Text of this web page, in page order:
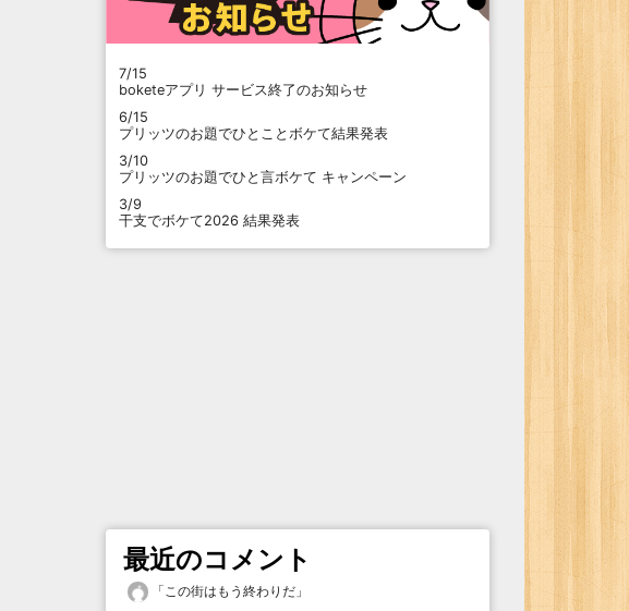
7/15
boketeアプリ サービス終了のお知らせ
6/15
プリッツのお題でひとことボケて結果発表
3/10
プリッツのお題でひと言ボケて キャンペーン
3/9
干支でボケて2026 結果発表
最近のコメント
「この街はもう終わりだ 」